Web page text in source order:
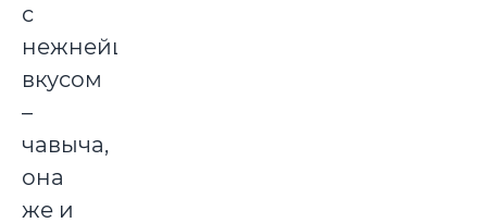
с
нежнейшим
вкусом
–
чавыча,
она
же и